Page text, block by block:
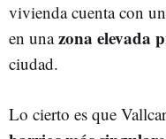
vivienda cuenta con
en unazona elevada
ciudad.
Lo cierto es que